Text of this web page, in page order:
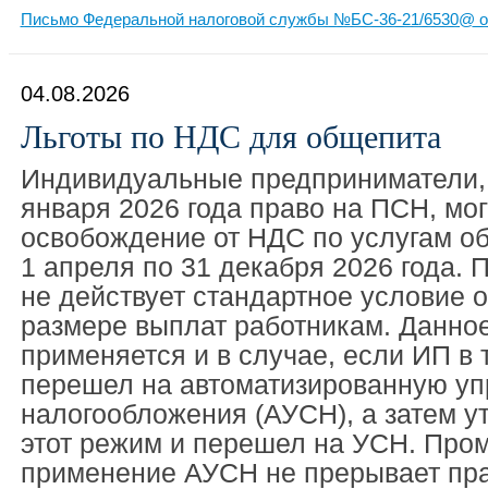
Письмо Федеральной налоговой службы №БС-36-21/6530@
04.08.2026
Льготы по НДС для общепита
Индивидуальные
января 2026 года право на ПСН,
освобождение от НДС по услугам
1 апреля по 31 декабря 2026 года.
не действует стандартное условие
размере выплат работникам.
применяется и в случае, если ИП в
перешел на автоматизированную
налогообложения (АУСН), а затем
этот режим и перешел на УСН.
применение АУСН не прерывает